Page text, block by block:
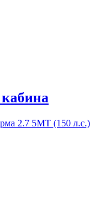
2.7 5MT (150 л.с.)